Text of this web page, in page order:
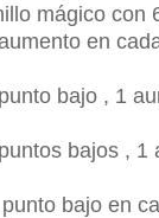
con 6
en
bajo , 1
bajos , 1
bajo en